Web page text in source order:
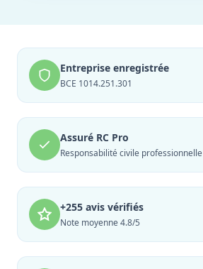
Entreprise enregistrée
BCE 1014.251.301
Assuré RC Pro
Responsabilité civile professionnelle
+255 avis vérifiés
Note moyenne 4.8/5